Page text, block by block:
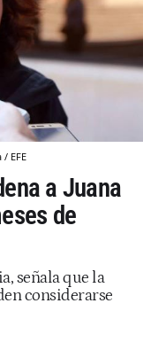
EFE
a Juana
de
señala que la
considerarse